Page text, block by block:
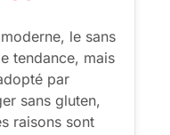
le sans
tendance, mais
par
sans gluten,
raisons sont